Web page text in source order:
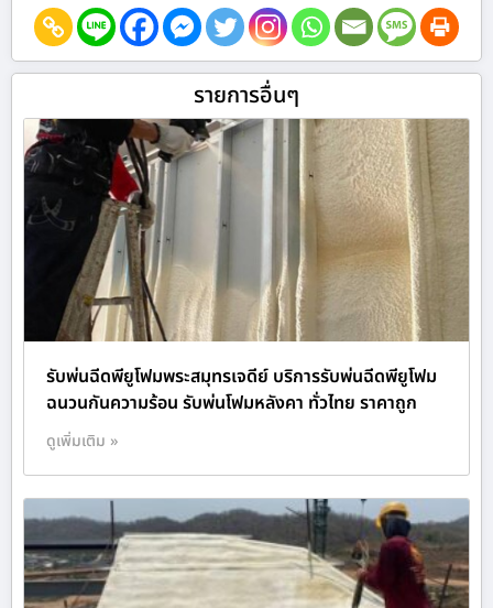
รายการอื่นๆ
รับพ่นฉีดพียูโฟมพระสมุทรเจดีย์ บริการรับพ่นฉีดพียูโฟม
ฉนวนกันความร้อน รับพ่นโฟมหลังคา ทั่วไทย ราคาถูก
ดูเพิ่มเติม »